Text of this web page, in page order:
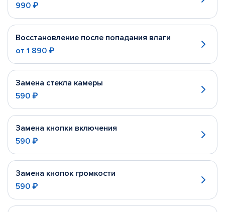
990 ₽
Восстановление после попадания влаги
от 1 890 ₽
Замена стекла камеры
590 ₽
Замена кнопки включения
590 ₽
Замена кнопок громкости
590 ₽